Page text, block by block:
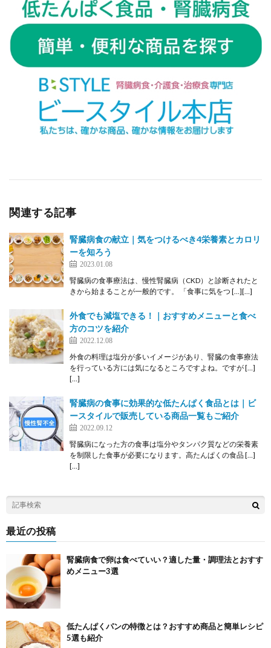
関連する記事
腎臓病食の献立｜気をつけるべき4栄養素とカロリ
ーを知ろう
2023.01.08
腎臓病の食事療法は、慢性腎臓病（CKD）と診断されたと
きから始まることが一般的です。 「食事に気をつ […][…]
外食でも減塩できる！｜おすすめメニューと食べ
方のコツを紹介
2022.12.08
外食の料理は塩分が多いイメージがあり、腎臓の食事療法
を行っている方には気になるところですよね。ですが […]
[…]
腎臓病の食事に効果的な低たんぱく食品とは｜ビ
ースタイルで販売している商品一覧もご紹介
2022.09.12
腎臓病になった方の食事は塩分やタンパク質などの栄養素
を制限した食事が必要になります。高たんぱくの食品 […]
[…]
最近の投稿
腎臓病食で卵は食べていい？適した量・調理法とおすす
めメニュー3選
低たんぱくパンの特徴とは？おすすめ商品と簡単レシピ
5選も紹介